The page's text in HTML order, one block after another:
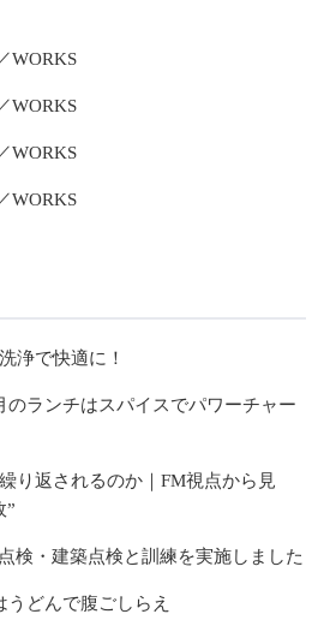
WORKS
WORKS
WORKS
WORKS
浄で快適に！
のランチはスパイスでパワーチャー
り返されるのか｜FM視点から見
”
検・建築点検と訓練を実施しました
どんで腹ごしらえ